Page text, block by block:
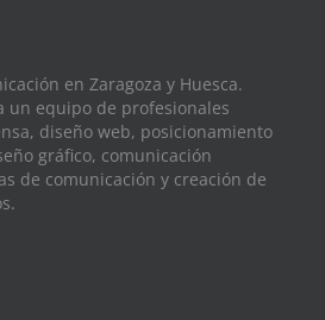
en Zaragoza y Huesca.
un equipo de profesionales
diseño web, posicionamiento
gráfico, comunicación
de comunicación y creación de